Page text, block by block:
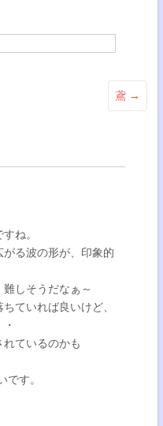
鳶 →
ね。
る波の形が、印象的
しそうだなぁ～
ていれば良いけど、
れているのかも
です。